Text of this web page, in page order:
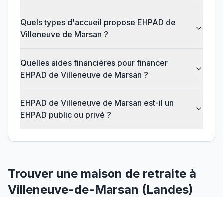
Quels types d'accueil propose EHPAD de
Villeneuve de Marsan ?
Quelles aides financières pour financer
EHPAD de Villeneuve de Marsan ?
EHPAD de Villeneuve de Marsan est-il un
EHPAD public ou privé ?
Trouver une maison de retraite à
Villeneuve-de-Marsan (Landes)